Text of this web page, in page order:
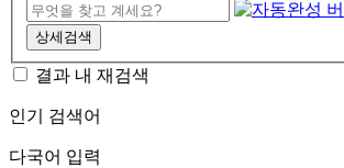
상세검색
결과 내 재검색
인기 검색어
다국어 입력